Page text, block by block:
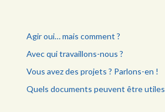
Agir oui… mais comment ?
Avec qui travaillons-nous ?
Vous avez des projets ? Parlons-en !
Quels documents peuvent être utiles